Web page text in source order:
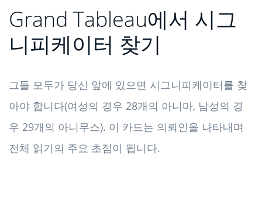
Grand Tableau에서 시그
니피케이터 찾기
그들 모두가 당신 앞에 있으면 시그니피케이터를 찾
아야 합니다(여성의 경우 28개의 아니마, 남성의 경
우 29개의 아니무스). 이 카드는 의뢰인을 나타내며
전체 읽기의 주요 초점이 됩니다.